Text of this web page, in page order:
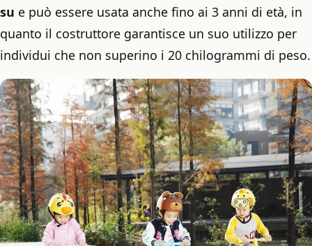
su e può essere usata anche fino ai 3 anni di età, in
quanto il costruttore garantisce un suo utilizzo per
individui che non superino i 20 chilogrammi di peso.